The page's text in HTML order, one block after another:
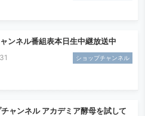
ンネル番組表本日生中継放送中
ショップチャンネル
ャンネル アカデミア酵母を試して